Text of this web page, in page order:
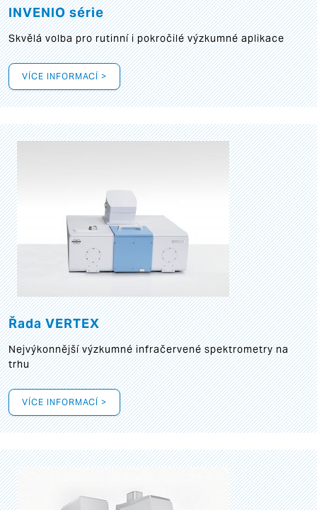
INVENIO série
Skvělá volba pro rutinní i pokročilé výzkumné aplikace
VÍCE INFORMACÍ >
Řada VERTEX
Nejvýkonnější výzkumné infračervené spektrometry na
trhu
VÍCE INFORMACÍ >